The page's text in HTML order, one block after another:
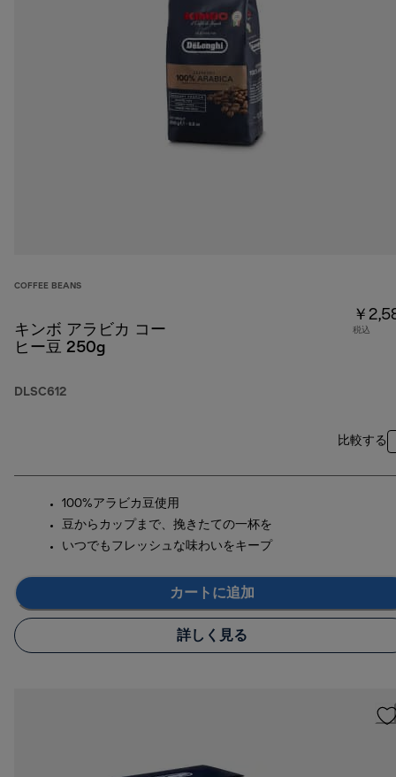
COFFEE BEANS
キンボ アラビカ コー
ヒー豆 250g
DLSC612
￥
税込
比較する
100%アラビカ豆使用
豆からカップまで、挽きたての一杯を
いつでもフレッシュな味わいをキープ
カートに追加
詳しく見る